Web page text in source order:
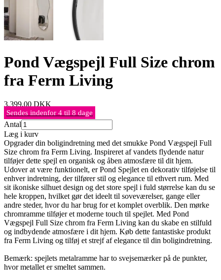
Pond Vægspejl Full Size chrom
fra Ferm Living
3.399,00 DKK
Sendes indenfor 4 til 8 dage
Antal
Læg i kurv
Opgrader din boligindretning med det smukke Pond Vægspejl Full
Size chrom fra Ferm Living. Inspireret af vandets flydende natur
tilføjer dette spejl en organisk og åben atmosfære til dit hjem.
Udover at være funktionelt, er Pond Spejlet en dekorativ tilføjelse til
enhver indretning, der tilfører stil og elegance til ethvert rum. Med
sit ikoniske silhuet design og det store spejl i fuld størrelse kan du se
hele kroppen, hvilket gør det ideelt til soveværelser, gange eller
andre steder, hvor du har brug for et komplet overblik. Den mørke
chromramme tilføjer et moderne touch til spejlet. Med Pond
Vægspejl Full Size chrom fra Ferm Living kan du skabe en stilfuld
og indbydende atmosfære i dit hjem. Køb dette fantastiske produkt
fra Ferm Living og tilføj et strejf af elegance til din boligindretning.
Bemærk: spejlets metalramme har to svejsemærker på de punkter,
hvor metallet er smeltet sammen.